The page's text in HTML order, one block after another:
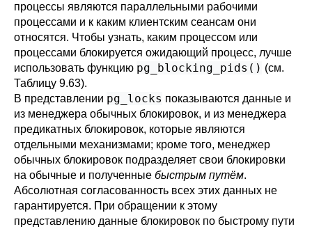
процессы являются параллельными рабочими
процессами и к каким клиентским сеансам они
относятся. Чтобы узнать, каким процессом или
процессами блокируется ожидающий процесс, лучше
использовать функцию pg_blocking_pids() (см.
Таблицу 9.63).
В представлении pg_locks показываются данные и
из менеджера обычных блокировок, и из менеджера
предикатных блокировок, которые являются
отдельными механизмами; кроме того, менеджер
обычных блокировок подразделяет свои блокировки
на обычные и полученные быстрым путём.
Абсолютная согласованность всех этих данных не
гарантируется. При обращении к этому
представлению данные блокировок по быстрому пути